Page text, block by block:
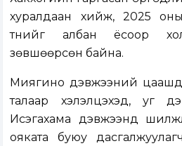
хуралдаан хийж, 2025
түүнийг албан ёсоор
зөвшөөрсөн байна.
Миягино дэвжээний
талаар хэлэлцэхэд, уг
Исэгахама дэвжээнд
ояката буюу